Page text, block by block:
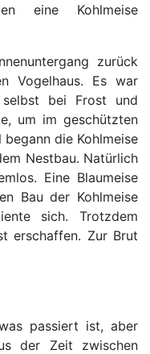
eine Kohlmeise
zurück
Vogelhaus. Es war
bei Frost und
um im geschützten
die Kohlmeise
Nestbau. Natürlich
Eine Blaumeise
Bau der Kohlmeise
sich. Trotzdem
erschaffen. Zur Brut
passiert ist, aber
der Zeit zwischen